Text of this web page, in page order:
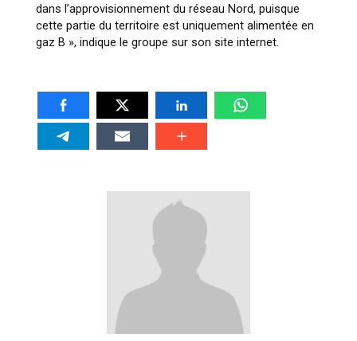
dans l’approvisionnement du réseau Nord, puisque
cette partie du territoire est uniquement alimentée en
gaz B », indique le groupe sur son site internet.